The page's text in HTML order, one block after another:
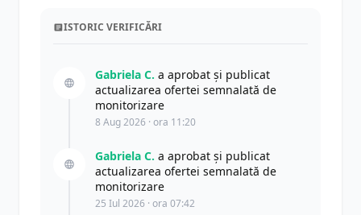
ISTORIC VERIFICĂRI
Gabriela C. a aprobat și publicat
actualizarea ofertei semnalată de
monitorizare
8 Aug 2026 · ora 11:20
Gabriela C. a aprobat și publicat
actualizarea ofertei semnalată de
monitorizare
25 Iul 2026 · ora 07:42